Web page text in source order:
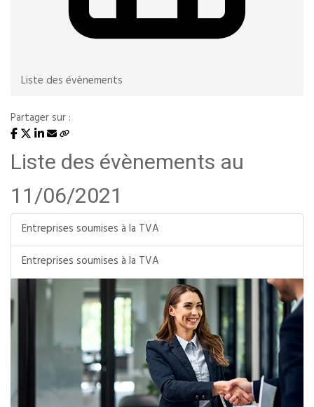
Liste des évènements
Partager sur :
Liste des évènements au
11/06/2021
Entreprises soumises à la TVA
Entreprises soumises à la TVA